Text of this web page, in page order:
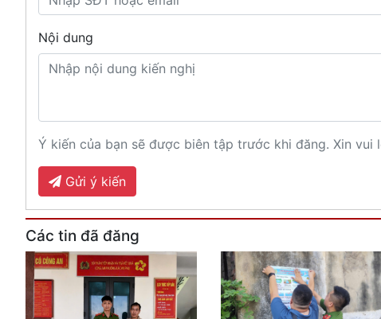
Nội dung
Ý kiến của bạn sẽ được biên tập trước khi đăng. Xin vui
Gửi ý kiến
Các tin đã đăng